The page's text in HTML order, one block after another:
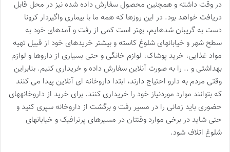
در وقت داشته و همچنین محصول سفارش داده شده نیز در محل قابل
دریافت خواهد بود. در این روزها که همه ما با بیماری واگیردار کرونا
دست به گریبان شدهایم، بهتر است کمی از رفت و آمدهای خود به
سطح شهر و خیابانهای شلوغ کاسته و بیشتر خریدهای خود از قبیل تهیه
مواد غذایی، خرید پوشاک، لوازم خانگی و حتی بسیاری از داروها و لوازم
بهداشتی و .. را به صورت آنلاین سفارش داده و خریداری کنیم. بنابراین
وقتی مردم به دارو احتیاج دارند، ابتدا داروخانه ای آنلاین پیدا می کنند
که بتوانند موارد موردنیاز خود را خریداری کنند. برای خرید از داروخانههای
حضوری باید زمانی را در مسیر رفت و برگشت از داروخانه سپری کنید و
حتی شاید در برخی موارد وقتتان در مسیرهای پرترافیک و خیابانهای
شلوغ اتلاف شود.